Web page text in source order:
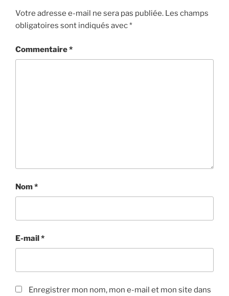
Votre adresse e-mail ne sera pas publiée. Les champs
obligatoires sont indiqués avec*
Commentaire*
Nom*
E-mail*
Enregistrer mon nom, mon e-mail et mon site dans